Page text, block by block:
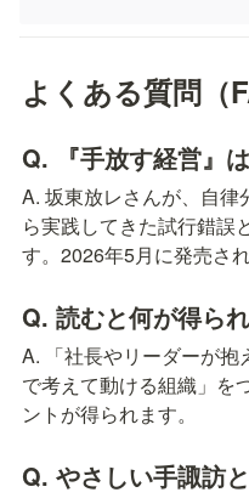
よくある質問（
Q. 『手放す経営』
A. 坂東放レさんが、自律
ら実践してきた試行錯誤
す。2026年5月に発売され
Q. 読むと何が得ら
A. 「社長やリーダーが抱
で考えて動ける組織」を
ントが得られます。
Q. やさしい手諏訪